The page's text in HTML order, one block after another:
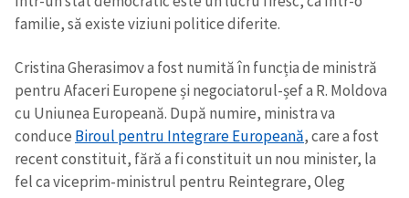
familie, să existe viziuni politice diferite.
Cristina Gherasimov a fost numită în funcția de ministră
pentru Afaceri Europene și negociatorul-șef a R. Moldova
cu Uniunea Europeană. După numire, ministra va
conduce Biroul pentru Integrare Europeană, care a fost
recent constituit, fără a fi constituit un nou minister, la
fel ca viceprim-ministrul pentru Reintegrare, Oleg